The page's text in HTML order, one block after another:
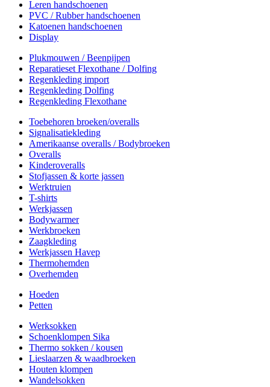
Leren handschoenen
PVC / Rubber handschoenen
Katoenen handschoenen
Display
Plukmouwen / Beenpijpen
Reparatieset Flexothane / Dolfing
Regenkleding import
Regenkleding Dolfing
Regenkleding Flexothane
Toebehoren broeken/overalls
Signalisatiekleding
Amerikaanse overalls / Bodybroeken
Overalls
Kinderoveralls
Stofjassen & korte jassen
Werktruien
T-shirts
Werkjassen
Bodywarmer
Werkbroeken
Zaagkleding
Werkjassen Havep
Thermohemden
Overhemden
Hoeden
Petten
Werksokken
Schoenklompen Sika
Thermo sokken / kousen
Lieslaarzen & waadbroeken
Houten klompen
Wandelsokken